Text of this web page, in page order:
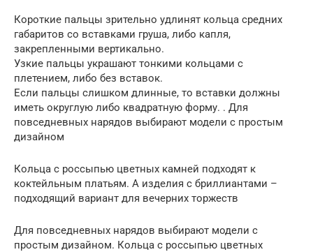
Короткие пальцы зрительно удлинят кольца средних
габаритов со вставками груша, либо капля,
закрепленными вертикально.
Узкие пальцы украшают тонкими кольцами с
плетением, либо без вставок.
Если пальцы слишком длинные, то вставки должны
иметь округлую либо квадратную форму. . Для
повседневных нарядов выбирают модели с простым
дизайном
Кольца с россыпью цветных камней подходят к
коктейльным платьям. А изделия с бриллиантами –
подходящий вариант для вечерних торжеств
Для повседневных нарядов выбирают модели с
простым дизайном. Кольца с россыпью цветных